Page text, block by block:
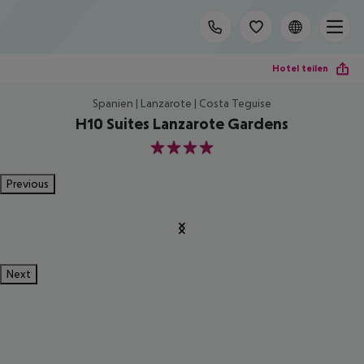
Hotel teilen
Spanien | Lanzarote | Costa Teguise
H10 Suites Lanzarote Gardens
4
Previous
Next